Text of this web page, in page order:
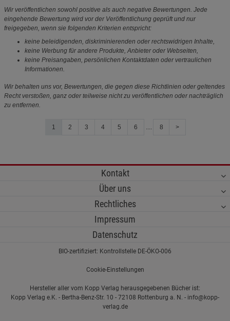
Wir veröffentlichen sowohl positive als auch negative Bewertungen. Jede
eingehende Bewertung wird vor der Veröffentlichung geprüft und nur
freigegeben, wenn sie folgenden Kriterien entspricht:
keine beleidigenden, diskriminierenden oder rechtswidrigen Inhalte,
keine Werbung für andere Produkte, Anbieter oder Webseiten,
keine Preisangaben, persönlichen Kontaktdaten oder vertraulichen
Informationen.
Wir behalten uns vor, Bewertungen, die gegen diese Richtlinien oder geltendes
Recht verstoßen, ganz oder teilweise nicht zu veröffentlichen oder nachträglich
zu entfernen.
1 2 3 4 5 6 .... 8 >
Kontakt
Über uns
Rechtliches
Impressum
Datenschutz
BIO-zertifiziert: Kontrollstelle DE-ÖKO-006
Cookie-Einstellungen
Hersteller aller vom Kopp Verlag herausgegebenen Bücher ist:
Kopp Verlag e.K. - Bertha-Benz-Str. 10 - 72108 Rottenburg a. N. - info@kopp-
verlag.de